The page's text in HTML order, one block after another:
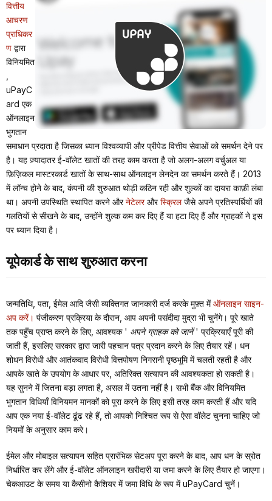
वित्तीय
आचरण
प्राधिकर
ण द्वारा
विनियमित
uPayC
ard एक
ऑनलाइन
भुगतान
समाधान प्रदाता है जिसका ध्यान विश्वव्यापी और प्रीपेड वित्तीय सेवाओं को समर्थन देने पर
है। यह ज़्यादातर ई-वॉलेट खातों की तरह काम करता है जो अलग-अलग वर्चुअल या
फ़िज़िकल मास्टरकार्ड खातों के साथ-साथ ऑनलाइन लेनदेन का समर्थन करते हैं। 2013
में लॉन्च होने के बाद, कंपनी की शुरुआत थोड़ी कठिन रही और शुल्कों का दायरा काफ़ी लंबा
था। अपनी उपस्थिति स्थापित करने औरनेटेलरऔरस्क्रिलजैसे अपने प्रतिस्पर्धियों की
गलतियों से सीखने के बाद, उन्होंने शुल्क कम कर दिए हैं या हटा दिए हैं और ग्राहकों ने इस
पर ध्यान दिया है।
यूपेकार्ड के साथ शुरुआत करना
जन्मतिथि, पता, ईमेल आदि जैसी व्यक्तिगत जानकारी दर्ज करके मुफ़्त मेंऑनलाइन साइन-
अप करें। पंजीकरण प्रक्रिया के दौरान, आप अपनी पसंदीदा मुद्रा भी चुनेंगे। पूरे खाते
तक पहुँच प्राप्त करने के लिए, आवश्यक ' अपने ग्राहक को जानें' प्रक्रियाएँ पूरी की
जाती हैं, इसलिए सरकार द्वारा जारी पहचान पत्र प्रदान करने के लिए तैयार रहें। धन
शोधन विरोधी और आतंकवाद विरोधी वित्तपोषण निगरानी पृष्ठभूमि में चलती रहती है और
आपके खाते के उपयोग के आधार पर, अतिरिक्त सत्यापन की आवश्यकता हो सकती है।
यह सुनने में जितना बड़ा लगता है, असल में उतना नहीं है। सभी बैंक और विनियमित
भुगतान विधियाँ विनियमन मानकों को पूरा करने के लिए इसी तरह काम करती हैं और यदि
आप एक नया ई-वॉलेट ढूंढ रहे हैं, तो आपको निश्चित रूप से ऐसा वॉलेट चुनना चाहिए जो
नियमों के अनुसार काम करे।
ईमेल और मोबाइल सत्यापन सहित प्रारंभिक सेटअप पूरा करने के बाद, आप धन के स्रोत
निर्धारित कर लेंगे और ई-वॉलेट ऑनलाइन खरीदारी या जमा करने के लिए तैयार हो जाएगा।
चेकआउट के समय या कैसीनो कैशियर में जमा विधि के रूप में uPayCard चुनें।